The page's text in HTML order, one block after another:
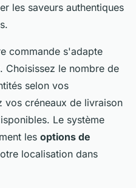
les saveurs authentiques
commande s'adapte
Choisissez le nombre de
selon vos
vos créneaux de livraison
Le système
les options de
localisation dans